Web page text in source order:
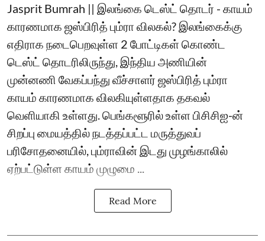
Jasprit Bumrah || இலங்கை டெஸ்ட் தொடர் - காயம்
காரணமாக ஜஸ்பிரித் பும்ரா விலகல்? இலங்கைக்கு
எதிராக நடைபெறவுள்ள 2 போட்டிகள் கொண்ட
டெஸ்ட் தொடரிலிருந்து, இந்திய அணியின்
முன்னணி வேகப்பந்து வீச்சாளர் ஜஸ்பிரித் பும்ரா
காயம் காரணமாக விலகியுள்ளதாக தகவல்
வெளியாகி உள்ளது. பெங்களூரில் உள்ள பிசிசிஐ-ன்
சிறப்பு மையத்தில் நடத்தப்பட்ட மருத்துவப்
பரிசோதனையில், பும்ராவின் இடது முழங்காலில்
ஏற்பட்டுள்ள காயம் முழுமை ...
Read More